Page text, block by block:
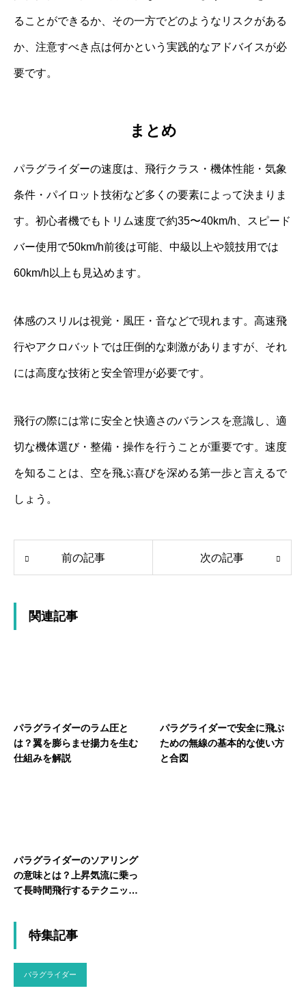
ることができるか、その一方でどのようなリスクがある
か、注意すべき点は何かという実践的なアドバイスが必
要です。
まとめ
パラグライダーの速度は、飛行クラス・機体性能・気象
条件・パイロット技術など多くの要素によって決まりま
す。初心者機でもトリム速度で約35〜40km/h、スピード
バー使用で50km/h前後は可能、中級以上や競技用では
60km/h以上も見込めます。
体感のスリルは視覚・風圧・音などで現れます。高速飛
行やアクロバットでは圧倒的な刺激がありますが、それ
には高度な技術と安全管理が必要です。
飛行の際には常に安全と快適さのバランスを意識し、適
切な機体選び・整備・操作を行うことが重要です。速度
を知ることは、空を飛ぶ喜びを深める第一歩と言えるで
しょう。
前の記事 次の記事
関連記事
パラグライダーのラム圧と
は？翼を膨らませ揚力を生む
仕組みを解説
パラグライダーで安全に飛ぶ
ための無線の基本的な使い方
と合図
パラグライダーのソアリング
の意味とは？上昇気流に乗っ
て長時間飛行するテクニック
特集記事
パラグライダー